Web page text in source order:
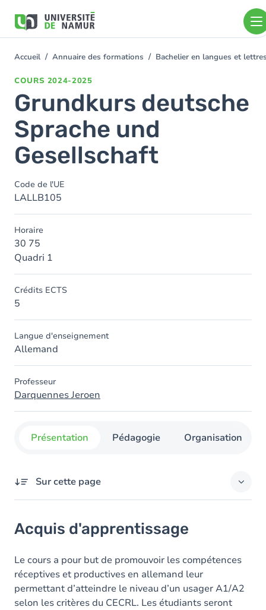
contenu
You
Accueil Annuaire des formations Bachelier en langues et
COURS 2024-2025
Grundkurs deutsche
Sprache und
Gesellschaft
Code de l'UE
LALLB105
Horaire
30 75
Quadri 1
Crédits ECTS
5
Langue d'enseignement
Allemand
Professeur
Darquennes Jeroen
Présentation Pédagogie Organisation
Sur cette page
Objectifs
Contenu
Acquis d'apprentissage
Le cours a pour but de promouvoir les compétences
réceptives et productives en allemand leur
permettant d’atteindre le niveau d’un usager A1/A2
selon les critères du CECRL. Les étudiants seront